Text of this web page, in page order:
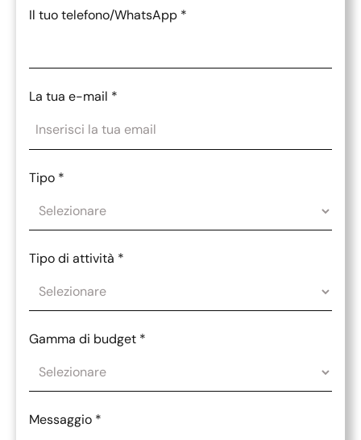
Il tuo telefono/WhatsApp *
La tua e-mail *
Tipo *
Tipo di attività *
Gamma di budget *
Messaggio *